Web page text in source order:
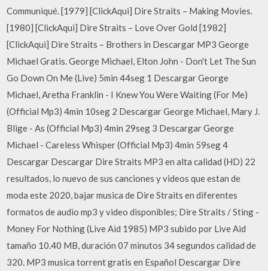
Communiqué. [1979] [ClickAqui] Dire Straits – Making Movies.
[1980] [ClickAqui] Dire Straits – Love Over Gold [1982]
[ClickAqui] Dire Straits – Brothers in Descargar MP3 George
Michael Gratis. George Michael, Elton John - Don't Let The Sun
Go Down On Me (Live) 5min 44seg 1 Descargar George
Michael, Aretha Franklin - I Knew You Were Waiting (For Me)
(Official Mp3) 4min 10seg 2 Descargar George Michael, Mary J.
Blige - As (Official Mp3) 4min 29seg 3 Descargar George
Michael - Careless Whisper (Official Mp3) 4min 59seg 4
Descargar Descargar Dire Straits MP3 en alta calidad (HD) 22
resultados, lo nuevo de sus canciones y videos que estan de
moda este 2020, bajar musica de Dire Straits en diferentes
formatos de audio mp3 y video disponibles; Dire Straits / Sting -
Money For Nothing (Live Aid 1985) MP3 subido por Live Aid
tamaño 10.40 MB, duración 07 minutos 34 segundos calidad de
320. MP3 musica torrent gratis en Español Descargar Dire